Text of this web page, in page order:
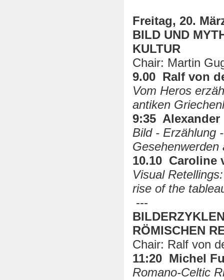
Freitag, 20.
BILD UND
KULTUR
Chair: Martin
9.00 Ralf von
Vom Heros
antiken
9:35 Alexander
Bild - Erzählung
Gesehenwerden
10.10 Caroline
Visual
rise of the
---
RÖMISCHEN
Chair: Ralf von
11:20 Michel
Romano-Celtic